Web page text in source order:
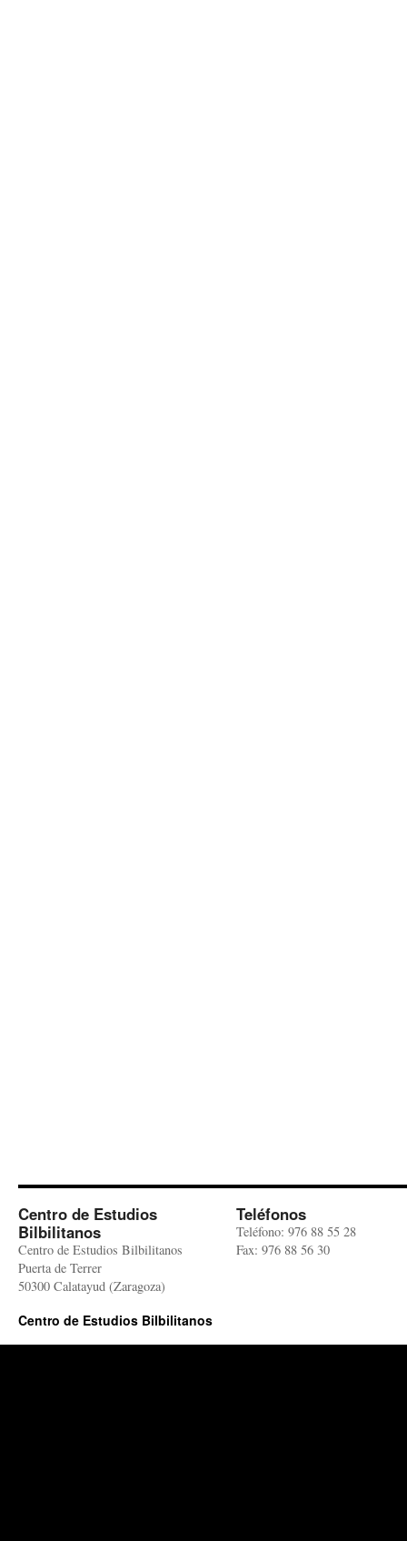
Centro de Estudios
Bilbilitanos
Centro de Estudios Bilbilitanos
Puerta de Terrer
50300 Calatayud (Zaragoza)
Teléfonos
Teléfono: 976 88 55 28
Fax: 976 88 56 30
Centro de Estudios Bilbilitanos